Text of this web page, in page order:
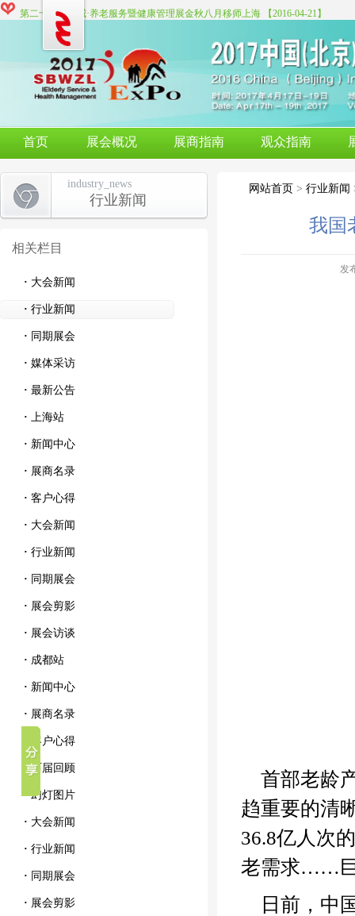
第二十届世博威·养老服务暨健康管理展金秋八月移师上海 【2016-04-21 】
2016北京展精彩回顾
首页 展会概况 展商指南 观众指南
industry_news
行业新闻
相关栏目
· 大会新闻
· 行业新闻
· 同期展会
· 媒体采访
· 最新公告
· 上海站
· 新闻中心
· 展商名录
· 客户心得
· 大会新闻
· 行业新闻
· 同期展会
· 展会剪影
· 展会访谈
· 成都站
· 新闻中心
· 展商名录
客户心得
·历届回顾
·幻灯图片
· 大会新闻
· 行业新闻
· 同期展会
· 展会剪影
网站首页 > 行业新闻
我国
发
首部老龄
趋重要的清
36.8亿人次
老需求……
日前，中